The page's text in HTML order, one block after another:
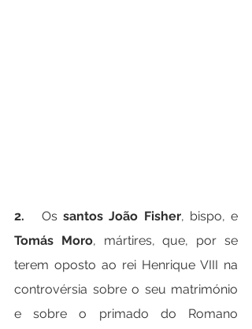
2. Os santos João Fisher
Tomás Moro, mártires, que, por se
terem oposto ao rei Henrique VIII na
controvérsia sobre o seu matrimónio
e sobre o primado do Romano